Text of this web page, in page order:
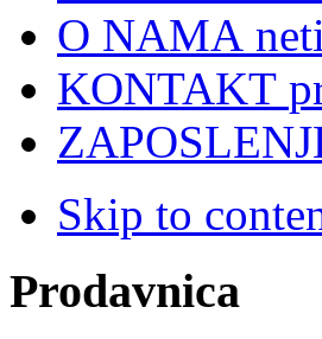
O NAMA
KONTAKT
Skip to
Prodavnica